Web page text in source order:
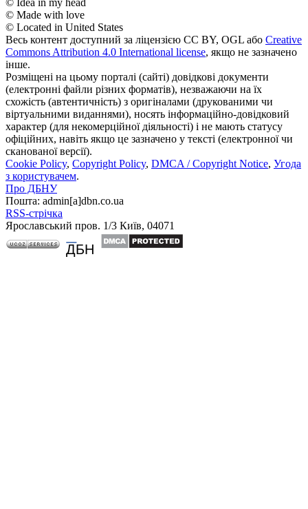
© Made with love
© Located in United States
Весь контент доступний за ліцензією CC BY, OGL або Creative
Commons Attribution 4.0 International license, якщо не зазначено
інше.
Розміщені на цьому порталі (сайті) довідкові документи
(електронні файли різних форматів), незважаючи на їх
схожість (автентичність) з оригіналами (друкованими чи
віртуальними виданнями), носять інформаційно-довідковий
характер (для некомерційної діяльності) і не мають статусу
офіційних, навіть якщо це зазначено у тексті (електронної чи
сканованої версії).
Cookie Policy, Copyright Policy, DMCA / Copyright Notice, Угода
з користувачем.
Про ДБНУ
Пошта: admin[а]dbn.co.ua
RSS-стрічка
Ярославський пров. 1/3 Київ, 04071